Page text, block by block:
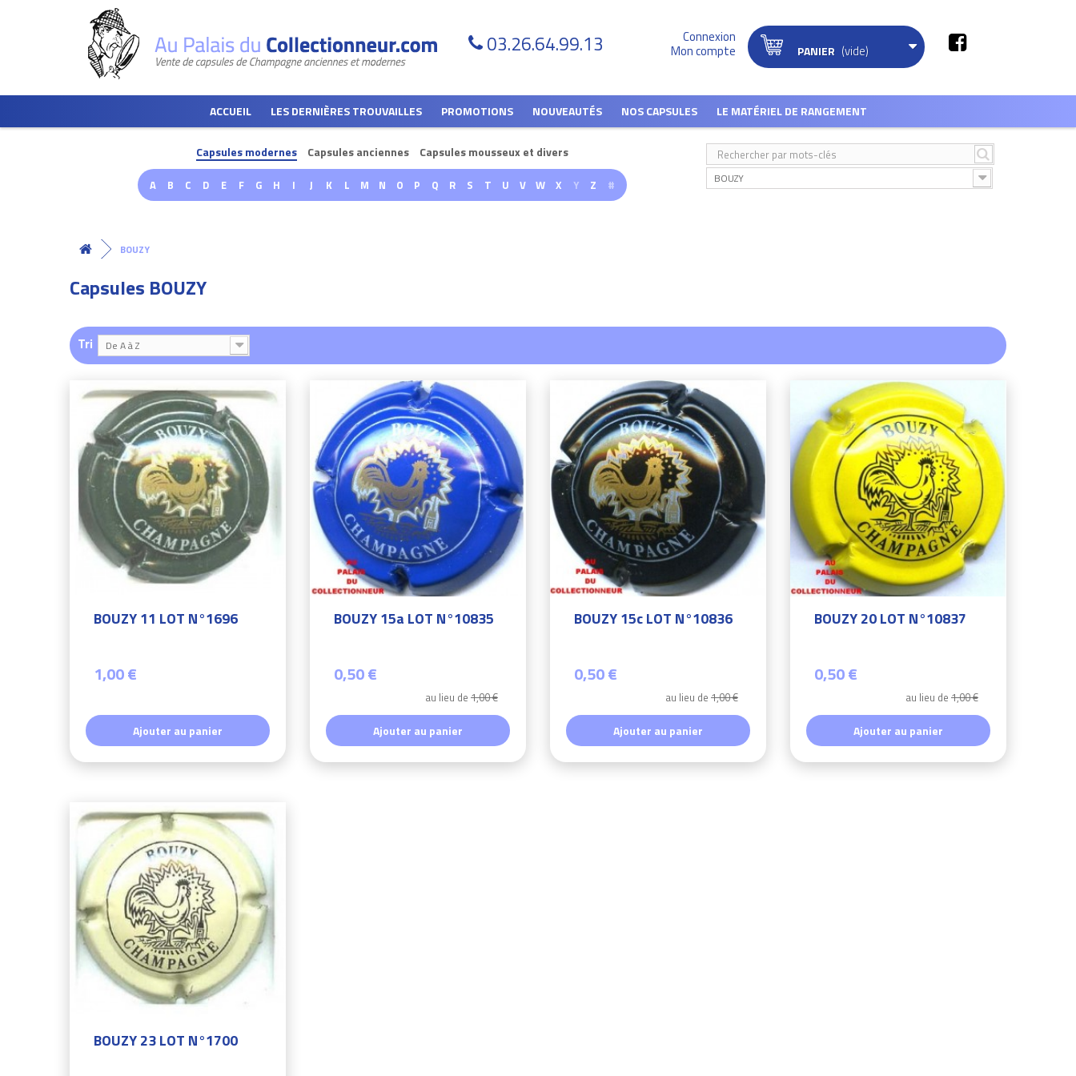
03.26.64.99.13 Connexion
Mon compte PANIER (vide)
ACCUEIL LES DERNIÈRES TROUVAILLES PROMOTIONS NOUVEAUTÉS NOS CAPSULES LE MATÉRIEL DE RANGEMENT
Capsules modernes Capsules anciennes Capsules mousseux et divers
A B C D E F G H I J K L M N O P Q R S T U V W X Y Z # BOUZY
BOUZY
Capsules BOUZY
Tri De A à Z
BOUZY 11 LOT N°1696
1,00 €
Ajouter au panier
BOUZY 15a LOT N°10835
0,50 €
au lieu de 1,00 €
Ajouter au panier
BOUZY 15c LOT N°10836
0,50 €
au lieu de 1,00 €
Ajouter au panier
BOUZY 20 LOT N°10837
0,50 €
au lieu de 1,00 €
Ajouter au panier
BOUZY 23 LOT N°1700